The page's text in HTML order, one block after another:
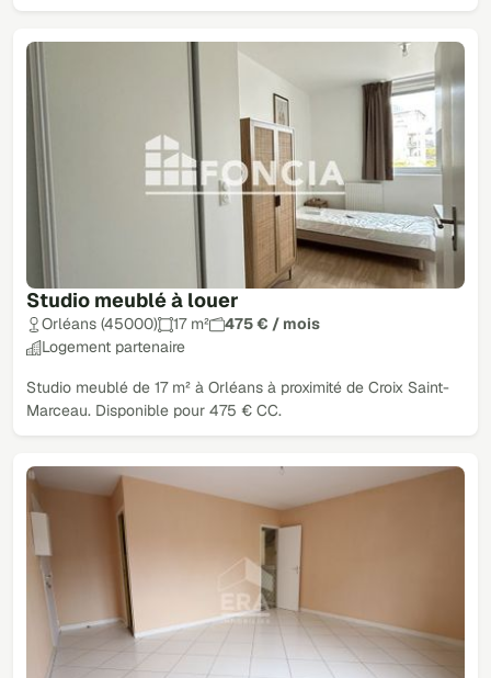
Studio meublé à louer
Orléans (45000) 17 m²
475 € / mois
Logement partenaire
Studio meublé de 17 m² à Orléans à proximité de Croix Saint-
Marceau. Disponible pour 475 € CC.